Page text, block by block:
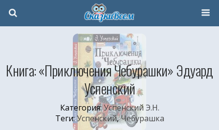
Книга: «Приключения Чебурашки» Эдуард
Успенский
Категория:Успенский Э.Н.
Теги:Успенский,Чебурашка